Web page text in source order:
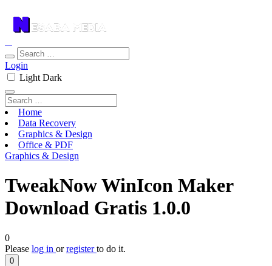
Login
Light Dark
Home
Data Recovery
Graphics & Design
Office & PDF
Graphics & Design
TweakNow WinIcon Maker
Download Gratis 1.0.0
0
Please log in orregisterto do it.
0